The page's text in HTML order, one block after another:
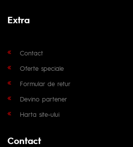
Extra
Contact
Oferte speciale
Formular de retur
Devino partener
Harta site-ului
Contact